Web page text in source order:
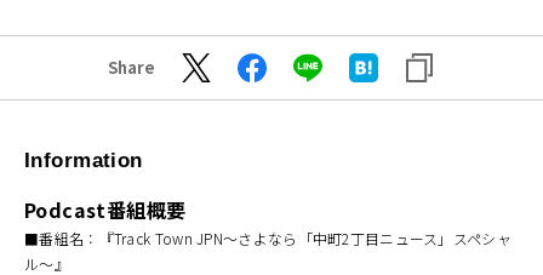
Share
Information
Podcast番組概要
■番組名：『Track Town JPN～さよなら「中町2丁目ニュース」スペシャ
ル～』